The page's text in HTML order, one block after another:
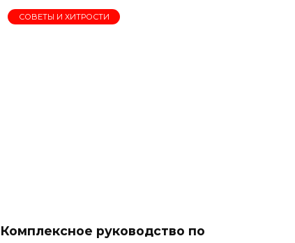
СОВЕТЫ И ХИТРОСТИ
Комплексное руководство по